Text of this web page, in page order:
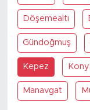
Döşemealtı
Gündoğmuş
Kepez
Manavgat